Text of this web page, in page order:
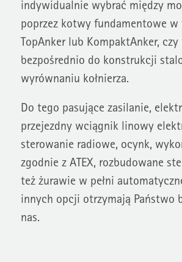
indywidualnie wybrać między
poprzez kotwy fundamentowe w
TopAnker lub KompaktAnker, czy
bezpośrednio do konstrukcji
wyrównaniu kołnierza.
Do tego pasujące zasilanie,
przejezdny wciągnik linowy
sterowanie radiowe, ocynk,
zgodnie z ATEX, rozbudowane
też żurawie w pełni
innych opcji otrzymają Państwo
nas.